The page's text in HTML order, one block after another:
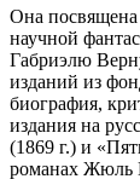
Она посвящена
научной
Габриэлю
изданий из
биография,
издания на
(1869 г.) и
романах Жюль